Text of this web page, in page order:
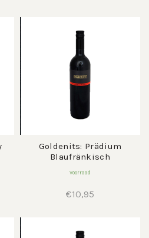
Goldenits: Prädium
Blaufränkisch
Voorraad
€10,95